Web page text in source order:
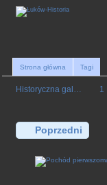
Strona główna Tagi
Historyczna gal… 1
Poprzedni